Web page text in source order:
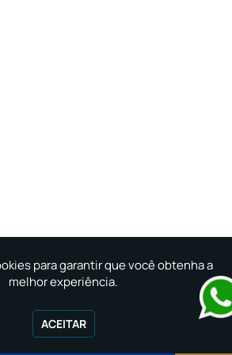
para garantir que você obtenha a
melhor experiência.
ACEITAR